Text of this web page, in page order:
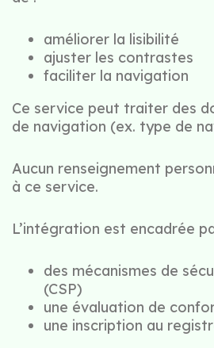
améliorer la lisibilité
ajuster les contrastes
faciliter la navigation
Ce service peut traiter des
de navigation (ex. type de
Aucun renseignement
à ce service.
L’intégration est encadrée
des mécanismes de
(CSP)
une évaluation de
une inscription au